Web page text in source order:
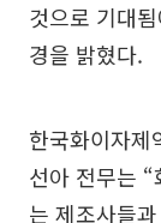
것으로 기대
경을 밝혔다.
한국화이자제
선아 전무는
는 제조사들